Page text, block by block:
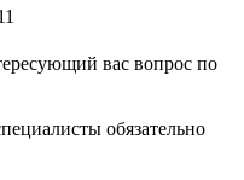
вас вопрос по
обязательно